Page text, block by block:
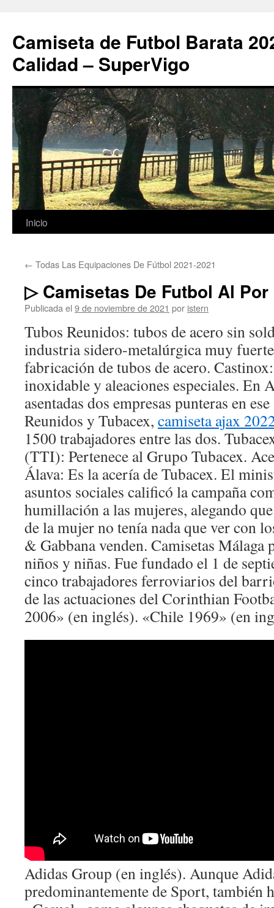
Camiseta de Futbol Barata
Calidad – SuperVigo
Saltar
contenido
Inicio
← Todas Las Equipaciones De Fútbol 2021-2021
▷ Camisetas De Futbol Al
Publicada el 9 de noviembre de 2021 por istern
Tubos Reunidos: tubos de acero sin
industria sidero-metalúrgica muy
fabricación de tubos de acero.
inoxidable y aleaciones especiales. En
asentadas dos empresas punteras en
Reunidos y Tubacex, camiseta ajax
1500 trabajadores entre las dos.
(TTI): Pertenece al Grupo Tubacex.
Álava: Es la acería de Tubacex. El
asuntos sociales calificó la campaña
humillación a las mujeres, alegando
de la mujer no tenía nada que ver con
& Gabbana venden. Camisetas Málaga
niños y niñas. Fue fundado el 1 de
cinco trabajadores ferroviarios del
de las actuaciones del Corinthian
2006» (en inglés). «Chile 1969» (en
Adidas Group (en inglés). Aunque
predominantemente de Sport, también